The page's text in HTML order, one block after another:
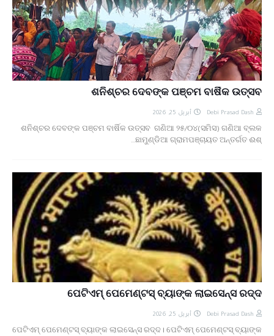
ଶନିଶ୍ଚର ଦେବଙ୍କ ପଞ୍ଚମ ବାର୍ଷିକ ଉତ୍ସବ
Debi Prasad Dash أبريل 25, 2026
ଶନିଶ୍ଚର ଦେବଙ୍କ ପଞ୍ଚମ ବାର୍ଷିକ ଉତ୍ସବ ଗଣିଆ ୨୫/୦୪(ସମିସ) ଗଣିଆ ବ୍ଲକ
ଛାମୁଣ୍ଡିଆ ଗ୍ରାମପଞ୍ଚାୟତ ଅନ୍ତର୍ଗତ ଈଶ୍…
ପେଟିଏମ୍‌ ପେମେଣ୍ଟସ୍ ବ୍ୟାଙ୍କ ଲାଇସେନ୍ସ ରଦ୍ଦ
Debi Prasad Dash أبريل 25, 2026
ପେଟିଏମ୍‌ ପେମେଣ୍ଟସ୍ ବ୍ୟାଙ୍କ ଲାଇସେନ୍ସ ରଦ୍ଦ। ପେଟିଏମ୍‌ ପେମେଣ୍ଟସ୍ ବ୍ୟାଙ୍କ